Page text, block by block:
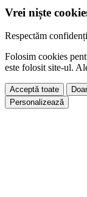
Vrei niște
Respectăm
Folosim cookies
este folosit site-ul.
Acceptă toate
Personalizează